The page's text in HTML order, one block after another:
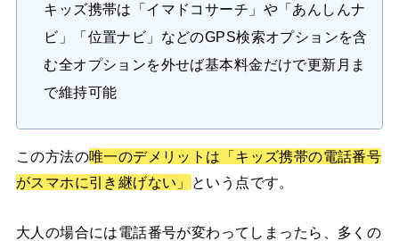
キッズ携帯は「イマドコサーチ」や「あんしんナ
ビ」「位置ナビ」などのGPS検索オプションを含
む全オプションを外せば基本料金だけで更新月ま
で維持可能
この方法の唯一のデメリットは「キッズ携帯の電話番号
がスマホに引き継げない」
という点です。
大人の場合には電話番号が変わってしまったら、多くの